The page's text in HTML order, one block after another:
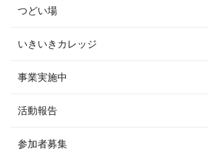
つどい場
いきいきカレッジ
事業実施中
活動報告
参加者募集